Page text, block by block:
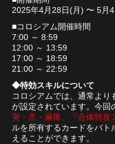
2025年4月28日(月) 〜 5月
■コロシアム開催時間
7:00 ～ 8:59
12:00 ～ 13:59
17:00 ～ 18:59
21:00 ～ 22:59
◆特効スキルについて
コロシアムでは、通常より
が設定されています。今回
突・爪・麻痺、「合体特攻
ルを所有するカードをバト
えることができます。